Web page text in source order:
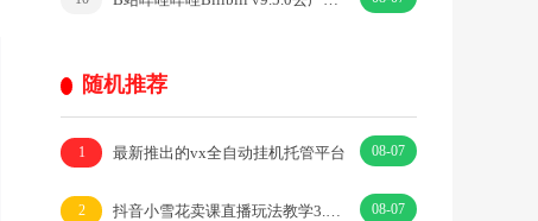
随机推荐
1 最新推出的vx全自动挂机托管平台 08-07
2 抖音小雪花卖课直播玩法教学3.0，日不落无人直播间，批量操作日入3000+ 08-07